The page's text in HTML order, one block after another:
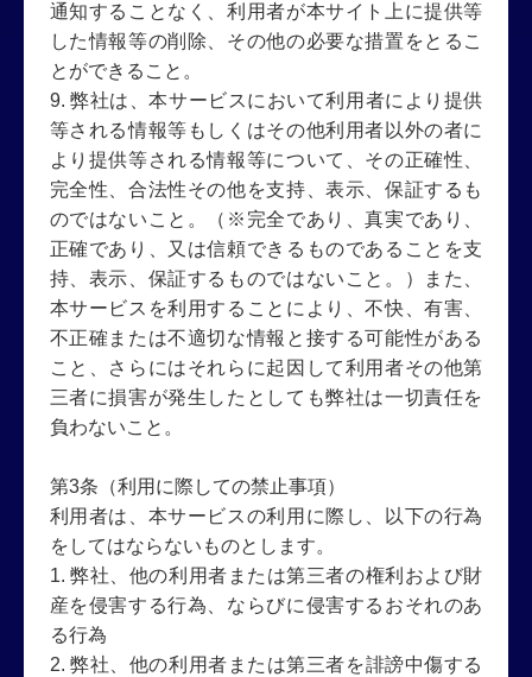
通知することなく、利用者が本サイト上に提供等
した情報等の削除、その他の必要な措置をとるこ
とができること。
9. 弊社は、本サービスにおいて利用者により提供
等される情報等もしくはその他利用者以外の者に
より提供等される情報等について、その正確性、
完全性、合法性その他を支持、表示、保証するも
のではないこと。（※完全であり、真実であり、
正確であり、又は信頼できるものであることを支
持、表示、保証するものではないこと。）また、
本サービスを利用することにより、不快、有害、
不正確または不適切な情報と接する可能性がある
こと、さらにはそれらに起因して利用者その他第
三者に損害が発生したとしても弊社は一切責任を
負わないこと。
第3条（利用に際しての禁止事項）
利用者は、本サービスの利用に際し、以下の行為
をしてはならないものとします。
1. 弊社、他の利用者または第三者の権利および財
産を侵害する行為、ならびに侵害するおそれのあ
る行為
2. 弊社、他の利用者または第三者を誹謗中傷する